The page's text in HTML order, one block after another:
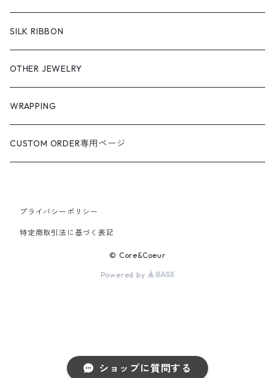
ショップに質問する
SILK RIBBON
OTHER JEWELRY
WRAPPING
CUSTOM ORDER専用ページ
プライバシーポリシー
特定商取引法に基づく表記
© Core&Coeur
Powered by